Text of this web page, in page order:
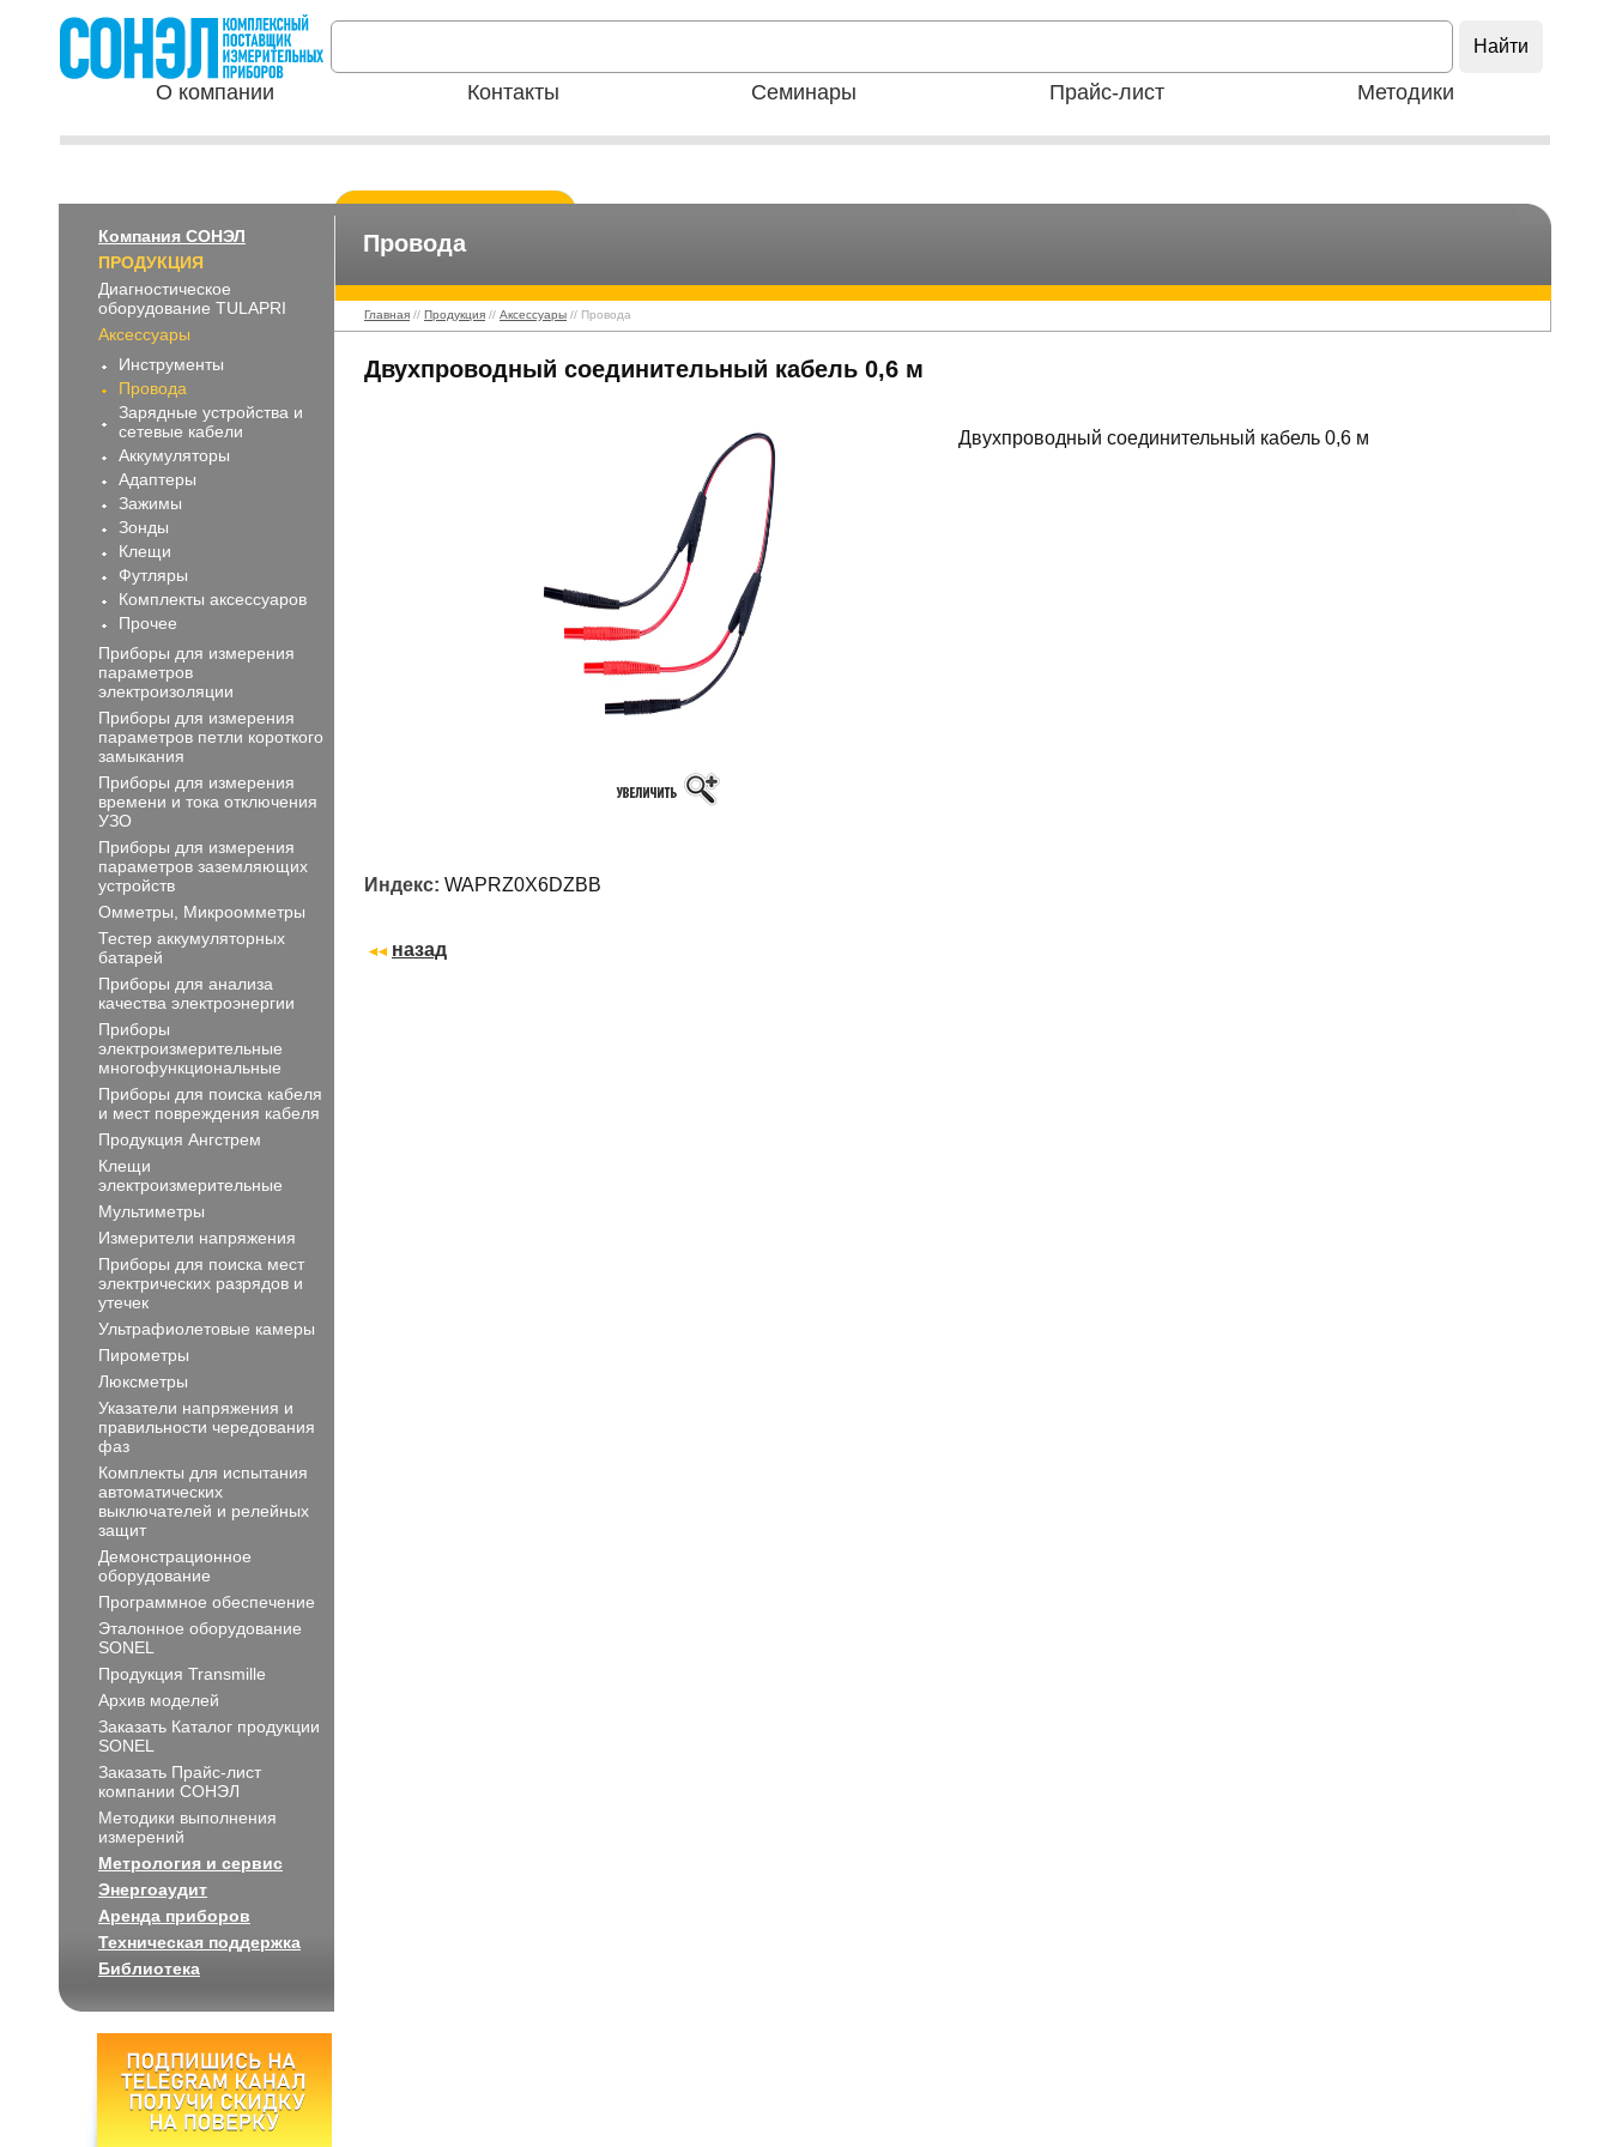
О компании Контакты Семинары Прайс-лист Методики
Компания СОНЭЛ
ПРОДУКЦИЯ
Диагностическое
оборудование TULAPRI
Аксессуары
Инструменты
Провода
Зарядные устройства и
сетевые кабели
Аккумуляторы
Адаптеры
Зажимы
Зонды
Клещи
Футляры
Комплекты аксессуаров
Прочее
Приборы для измерения
параметров
электроизоляции
Приборы для измерения
параметров петли короткого
замыкания
Приборы для измерения
времени и тока отключения
УЗО
Приборы для измерения
параметров заземляющих
устройств
Омметры, Микроомметры
Тестер аккумуляторных
батарей
Приборы для анализа
качества электроэнергии
Приборы
электроизмерительные
многофункциональные
Приборы для поиска кабеля
и мест повреждения кабеля
Продукция Ангстрем
Клещи
электроизмерительные
Мультиметры
Измерители напряжения
Приборы для поиска мест
электрических разрядов и
утечек
Ультрафиолетовые камеры
Пирометры
Люксметры
Указатели напряжения и
правильности чередования
фаз
Комплекты для испытания
автоматических
выключателей и релейных
защит
Демонстрационное
оборудование
Программное обеспечение
Эталонное оборудование
SONEL
Продукция Transmille
Архив моделей
Заказать Каталог продукции
SONEL
Заказать Прайс-лист
компании СОНЭЛ
Методики выполнения
измерений
Метрология и сервис
Энергоаудит
Аренда приборов
Техническая поддержка
Библиотека
Провода
Главная // Продукция // Аксессуары // Провода
Двухпроводный соединительный кабель 0,6 м
Двухпроводный соединительный кабель 0,6 м
Индекс: WAPRZ0X6DZBB
назад